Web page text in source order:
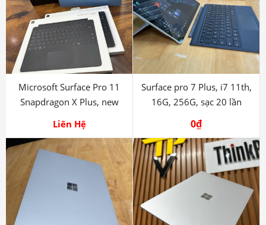
Microsoft Surface Pro 11
Snapdragon X Plus, new
Surface pro 7 Plus, i7 11th,
16G, 256G, sạc 20 lần
0
suface laptop 4 13in, i7
Microsoft Surface Laptop 5,